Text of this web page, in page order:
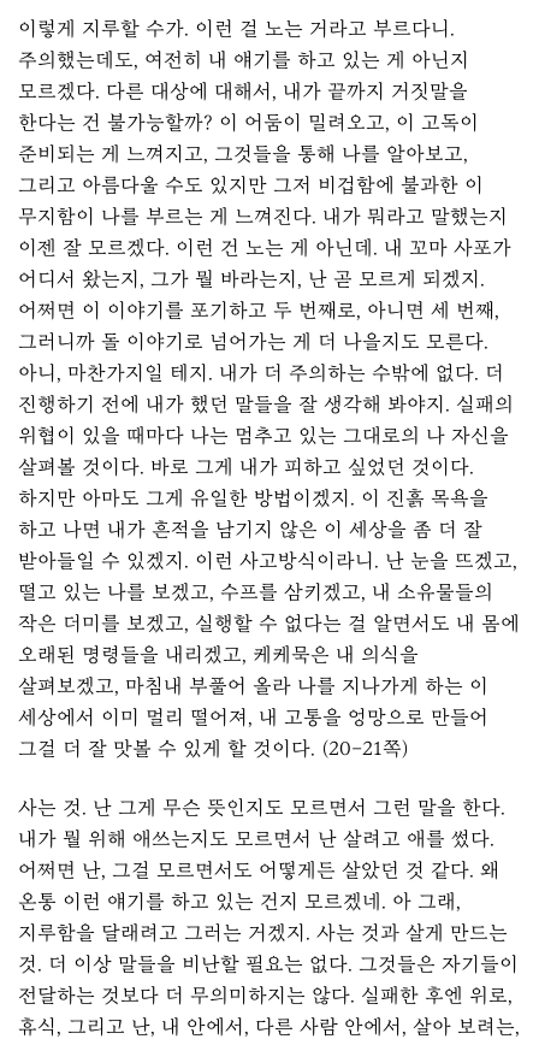
이렇게 지루할 수가. 이런 걸 노는 거라고 부르다니.
주의했는데도, 여전히 내 얘기를 하고 있는 게 아닌지
모르겠다. 다른 대상에 대해서, 내가 끝까지 거짓말을
한다는 건 불가능할까? 이 어둠이 밀려오고, 이 고독이
준비되는 게 느껴지고, 그것들을 통해 나를 알아보고,
그리고 아름다울 수도 있지만 그저 비겁함에 불과한 이
무지함이 나를 부르는 게 느껴진다. 내가 뭐라고 말했는지
이젠 잘 모르겠다. 이런 건 노는 게 아닌데. 내 꼬마 사포가
어디서 왔는지, 그가 뭘 바라는지, 난 곧 모르게 되겠지.
어쩌면 이 이야기를 포기하고 두 번째로, 아니면 세 번째,
그러니까 돌 이야기로 넘어가는 게 더 나을지도 모른다.
아니, 마찬가지일 테지. 내가 더 주의하는 수밖에 없다. 더
진행하기 전에 내가 했던 말들을 잘 생각해 봐야지. 실패의
위협이 있을 때마다 나는 멈추고 있는 그대로의 나 자신을
살펴볼 것이다. 바로 그게 내가 피하고 싶었던 것이다.
하지만 아마도 그게 유일한 방법이겠지. 이 진흙 목욕을
하고 나면 내가 흔적을 남기지 않은 이 세상을 좀 더 잘
받아들일 수 있겠지. 이런 사고방식이라니. 난 눈을 뜨겠고,
떨고 있는 나를 보겠고, 수프를 삼키겠고, 내 소유물들의
작은 더미를 보겠고, 실행할 수 없다는 걸 알면서도 내 몸에
오래된 명령들을 내리겠고, 케케묵은 내 의식을
살펴보겠고, 마침내 부풀어 올라 나를 지나가게 하는 이
세상에서 이미 멀리 떨어져, 내 고통을 엉망으로 만들어
그걸 더 잘 맛볼 수 있게 할 것이다. (20–21쪽)
사는 것. 난 그게 무슨 뜻인지도 모르면서 그런 말을 한다.
내가 뭘 위해 애쓰는지도 모르면서 난 살려고 애를 썼다.
어쩌면 난, 그걸 모르면서도 어떻게든 살았던 것 같다. 왜
온통 이런 얘기를 하고 있는 건지 모르겠네. 아 그래,
지루함을 달래려고 그러는 거겠지. 사는 것과 살게 만드는
것. 더 이상 말들을 비난할 필요는 없다. 그것들은 자기들이
전달하는 것보다 더 무의미하지는 않다. 실패한 후엔 위로,
휴식, 그리고 난, 내 안에서, 다른 사람 안에서, 살아 보려는,